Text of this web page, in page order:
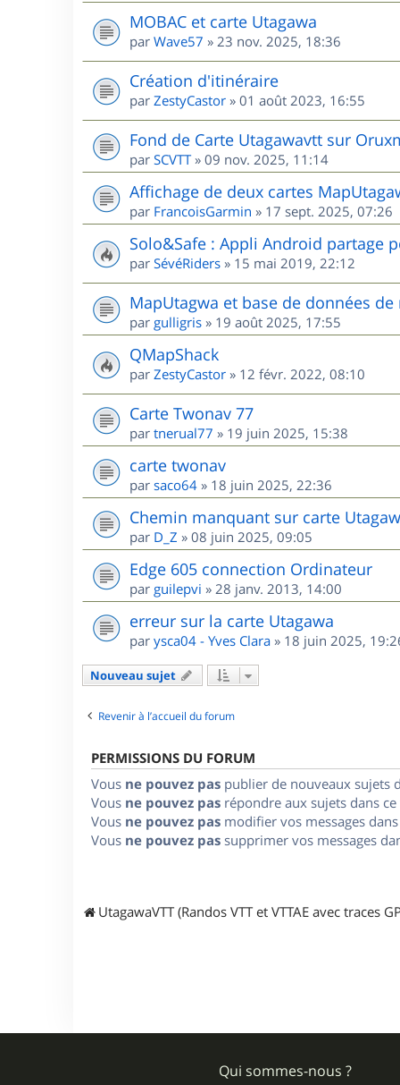
MOBAC et carte Utagawa
par Wave57 » 23 nov. 2025, 18:36
Création d'itinéraire
par ZestyCastor » 01 août 2023, 16:55
Fond de Carte Utagawavtt sur
par SCVTT» 09 nov. 2025, 11:14
Affichage de deux cartes
par FrancoisGarmin » 17 sept. 2025, 07:26
Solo&Safe : Appli Android partage
par SévéRiders » 15 mai 2019, 22:12
MapUtagwa et base de données de
par gulligris » 19 août 2025, 17:55
QMapShack
par ZestyCastor » 12 févr. 2022, 08:10
Carte Twonav 77
par tnerual77 » 19 juin 2025, 15:38
carte twonav
par saco64 » 18 juin 2025, 22:36
Chemin manquant sur carte
par D_Z » 08 juin 2025, 09:05
Edge 605 connection Ordinateur
par guilepvi » 28 janv. 2013, 14:00
erreur sur la carte Utagawa
par ysca04 - Yves Clara » 18 juin 2025,
Nouveau sujet
Revenir à l’accueil du forum
PERMISSIONS DU FORUM
Vous ne pouvez pas publier de nouveaux sujets
Vous ne pouvez pas répondre aux sujets dans
Vous ne pouvez pas modifier vos messages
Vous ne pouvez pas supprimer vos messages
UtagawaVTT (Randos VTT et VTTAE avec traces
Qui sommes-nous ?